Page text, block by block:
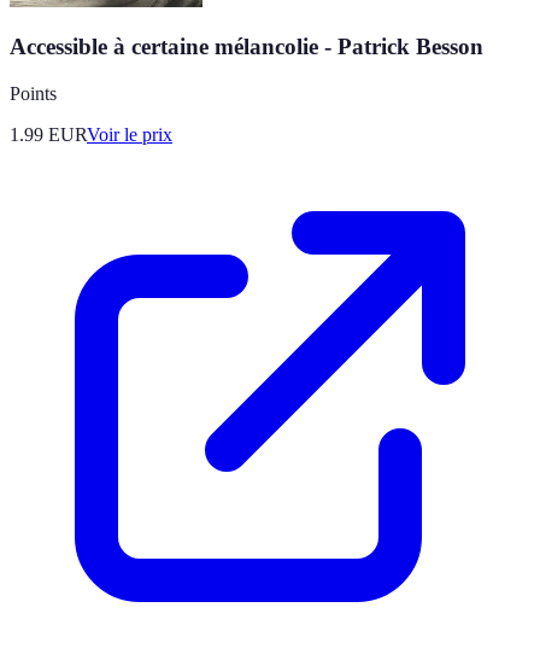
Accessible à certaine mélancolie - Patrick Besson
Points
1.99 EURVoir le prix